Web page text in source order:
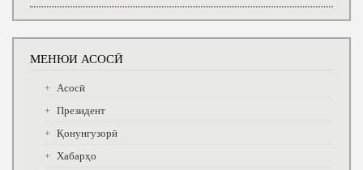
МЕНЮИ АСОСӢ
Асосӣ
Президент
Қонунгузорӣ
Хабарҳо